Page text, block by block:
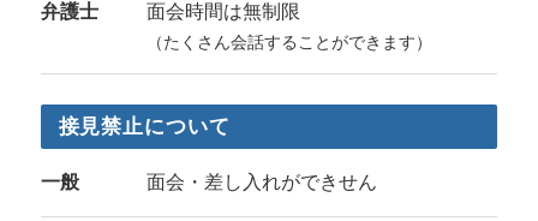
弁護士 面会時間は無制限
（たくさん会話することができます）
接見禁止について
一般 面会・差し入れができせん